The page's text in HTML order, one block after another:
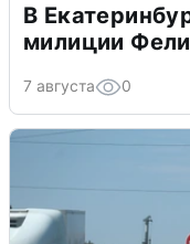
В
милиции
7 августа 0